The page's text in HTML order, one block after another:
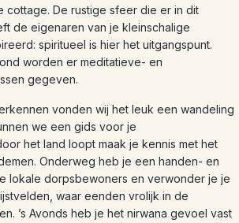
cottage. De rustige sfeer die er in dit
de eigenaren van je kleinschalige
spiritueel is hier het uitgangspunt.
worden er meditatieve- en
gegeven.
vonden wij het leuk een wandeling
we een gids voor je
het land loopt maak je kennis met het
Onderweg heb je een handen- en
lokale dorpsbewoners en verwonder je je
waar eenden vrolijk in de
’s Avonds heb je het nirwana gevoel vast